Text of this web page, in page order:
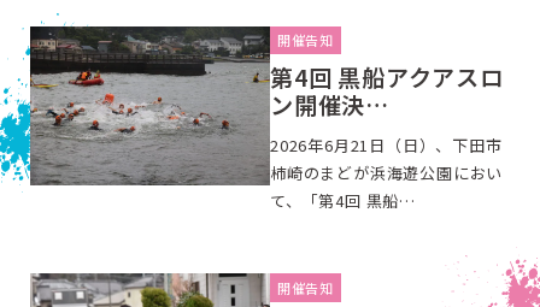
開催告知
第4回 黒船アクアスロ
ン開催決…
2026年6月21日（日）、下田市
柿崎のまどが浜海遊公園におい
て、「第4回 黒船…
開催告知